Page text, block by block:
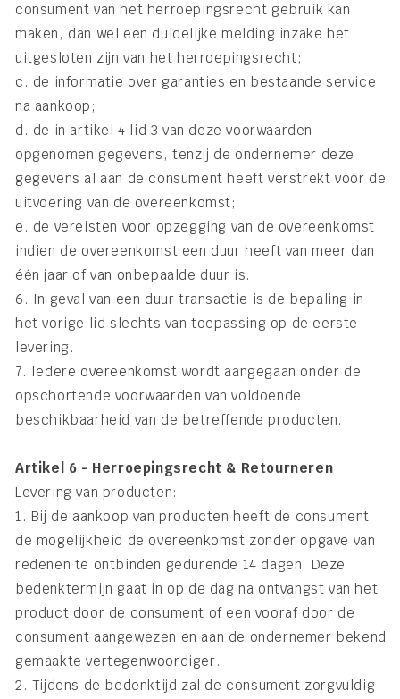
consument van het herroepingsrecht gebruik kan
maken, dan wel een duidelijke melding inzake het
uitgesloten zijn van het herroepingsrecht;
c. de informatie over garanties en bestaande service
na aankoop;
d. de in artikel 4 lid 3 van deze voorwaarden
opgenomen gegevens, tenzij de ondernemer deze
gegevens al aan de consument heeft verstrekt vóór de
uitvoering van de overeenkomst;
e. de vereisten voor opzegging van de overeenkomst
indien de overeenkomst een duur heeft van meer dan
één jaar of van onbepaalde duur is.
6. In geval van een duur transactie is de bepaling in
het vorige lid slechts van toepassing op de eerste
levering.
7. Iedere overeenkomst wordt aangegaan onder de
opschortende voorwaarden van voldoende
beschikbaarheid van de betreffende producten.
Artikel 6 - Herroepingsrecht & Retourneren
Levering van producten:
1. Bij de aankoop van producten heeft de consument
de mogelijkheid de overeenkomst zonder opgave van
redenen te ontbinden gedurende 14 dagen. Deze
bedenktermijn gaat in op de dag na ontvangst van het
product door de consument of een vooraf door de
consument aangewezen en aan de ondernemer bekend
gemaakte vertegenwoordiger.
2. Tijdens de bedenktijd zal de consument zorgvuldig